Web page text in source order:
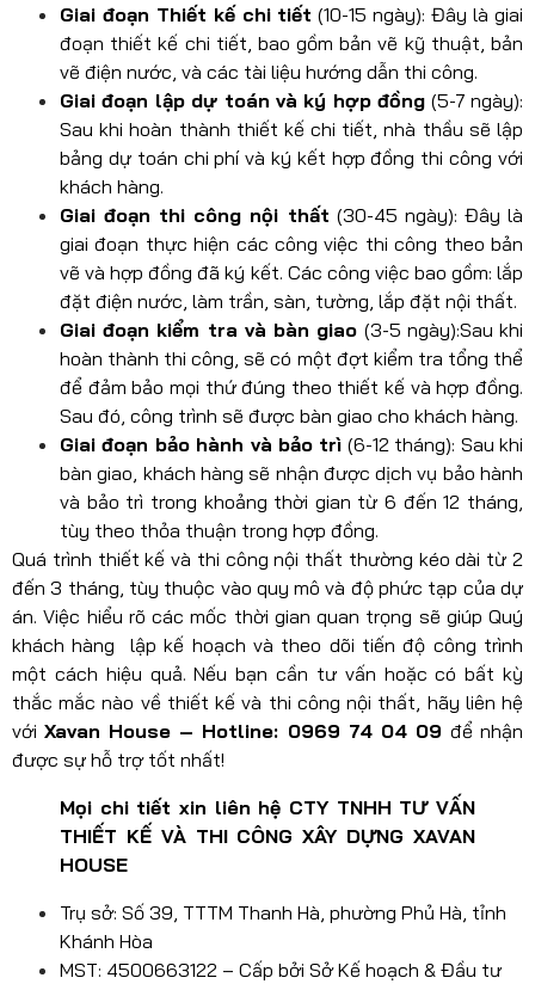
Giai đoạn Thiết kế chi tiết (10-15 ngày): Đây là giai
đoạn thiết kế chi tiết, bao gồm bản vẽ kỹ thuật, bản
vẽ điện nước, và các tài liệu hướng dẫn thi công.
Giai đoạn lập dự toán và ký hợp đồng (5-7 ngày):
Sau khi hoàn thành thiết kế chi tiết, nhà thầu sẽ lập
bảng dự toán chi phí và ký kết hợp đồng thi công với
khách hàng.
Giai đoạn thi công nội thất (30-45 ngày): Đây là
giai đoạn thực hiện các công việc thi công theo bản
vẽ và hợp đồng đã ký kết. Các công việc bao gồm: lắp
đặt điện nước, làm trần, sàn, tường, lắp đặt nội thất.
Giai đoạn kiểm tra và bàn giao (3-5 ngày):Sau khi
hoàn thành thi công, sẽ có một đợt kiểm tra tổng thể
để đảm bảo mọi thứ đúng theo thiết kế và hợp đồng.
Sau đó, công trình sẽ được bàn giao cho khách hàng.
Giai đoạn bảo hành và bảo trì (6-12 tháng): Sau khi
bàn giao, khách hàng sẽ nhận được dịch vụ bảo hành
và bảo trì trong khoảng thời gian từ 6 đến 12 tháng,
tùy theo thỏa thuận trong hợp đồng.
Quá trình thiết kế và thi công nội thất thường kéo dài từ 2
đến 3 tháng, tùy thuộc vào quy mô và độ phức tạp của dự
án. Việc hiểu rõ các mốc thời gian quan trọng sẽ giúp Quý
khách hàng lập kế hoạch và theo dõi tiến độ công trình
một cách hiệu quả. Nếu bạn cần tư vấn hoặc có bất kỳ
thắc mắc nào về thiết kế và thi công nội thất, hãy liên hệ
vớiXavan House – Hotline: 0969 74 04 09 để nhận
được sự hỗ trợ tốt nhất!
Mọi chi tiết xin liên hệ CTY TNHH TƯ VẤN
THIẾT KẾ VÀ THI CÔNG XÂY DỰNG XAVAN
HOUSE
Trụ sở: Số 39, TTTM Thanh Hà, phường Phủ Hà, tỉnh
Khánh Hòa
MST: 4500663122 – Cấp bởi Sở Kế hoạch & Đầu tư